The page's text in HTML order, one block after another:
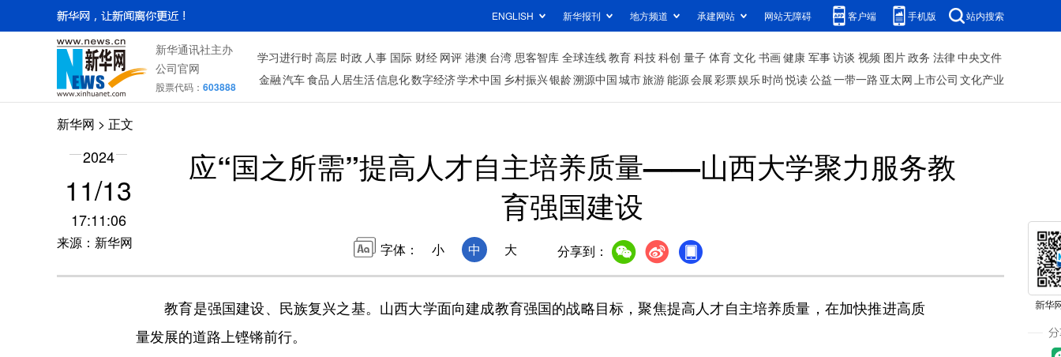
ENGLISH 新华报刊 地方频道 承建网站 网站无障碍 客户端 手机版 站内搜索
新华通讯社主办
公司官网
股票代码： 603888
学习进行时高层 时政 人事 国际 财经 网评 港澳 台湾 思客智库 全球连线教育 科技科创 量子 体育文化 书画健康 军事访谈 视频 图片政务 法律中央文件
金融汽车食品 人居生活信息化数字经济学术中国 乡村振兴银龄溯源中国城市旅游能源会展彩票娱乐时尚 悦读公益一带一路 亚太网上市公司 文化产业
新华网 > 正文
2024
11/13
17:11:06
来源：新华网
应“国之所需”提高人才自主培养质量——山西大学聚力服务教
育强国建设
字体： 小 中 大 分享到：
教育是强国建设、民族复兴之基。山西大学面向建成教育强国的战略目标，聚焦提高人才自主培养质量，在加快推进高质
量发展的道路上铿锵前行。